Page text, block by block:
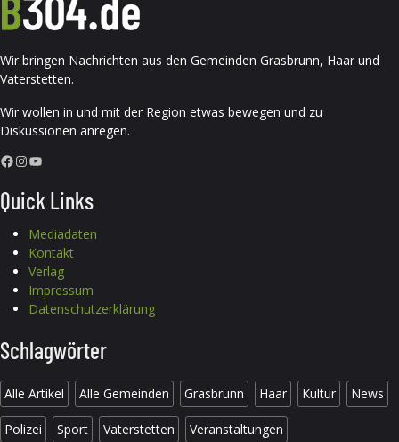
Wir bringen Nachrichten aus den Gemeinden Grasbrunn, Haar und
Vaterstetten.
Wir wollen in und mit der Region etwas bewegen und zu
Diskussionen anregen.
Facebook InstagramYouTube
Quick Links
Mediadaten
Kontakt
Verlag
Impressum
Datenschutzerklärung
Schlagwörter
Alle Artikel Alle Gemeinden Grasbrunn Haar Kultur News
Polizei Sport Vaterstetten Veranstaltungen